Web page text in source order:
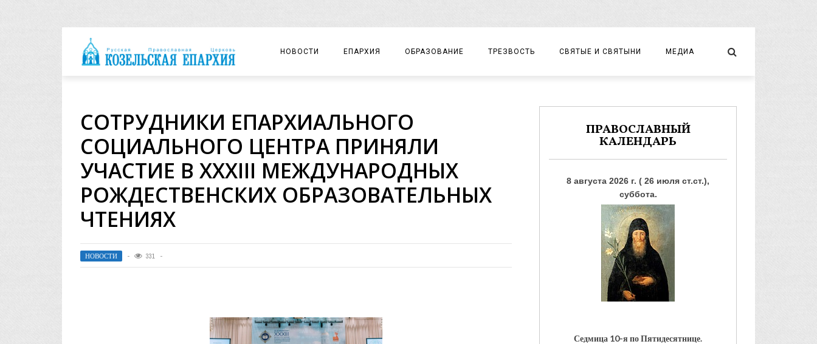
НОВОСТИ ЕПАРХИЯ
ЕПАРХИАЛЬНОЕ УПРАВЛЕНИЕ
ДОКУМЕНТЫ
ЕПАРХИАЛЬНЫЕ ОТДЕЛЫ
ДУХОВЕНСТВО
ХРАМЫ И МОНАСТЫРИ
МАТЕРИАЛЫ
ОБРАЗОВАНИЕ
ЦЕНТР «ВОЗРОЖДЕНИЕ»
ДЕТСКИЙ ТУРИЗМ
ТРЕЗВОСТЬ СВЯТЫЕ И СВЯТЫНИ МЕДИА
ФОТО
СОТРУДНИКИ ЕПАРХИАЛЬНОГО
СОЦИАЛЬНОГО ЦЕНТРА ПРИНЯЛИ
УЧАСТИЕ В XXXIII МЕЖДУНАРОДНЫХ
РОЖДЕСТВЕНСКИХ ОБРАЗОВАТЕЛЬНЫХ
ЧТЕНИЯХ
НОВОСТИ 331
ПРАВОСЛАВНЫЙ
КАЛЕНДАРЬ
8 августа 2026 г. ( 26 июля ст.ст.),
суббота.
Седмица 10-я по Пятидесятнице.